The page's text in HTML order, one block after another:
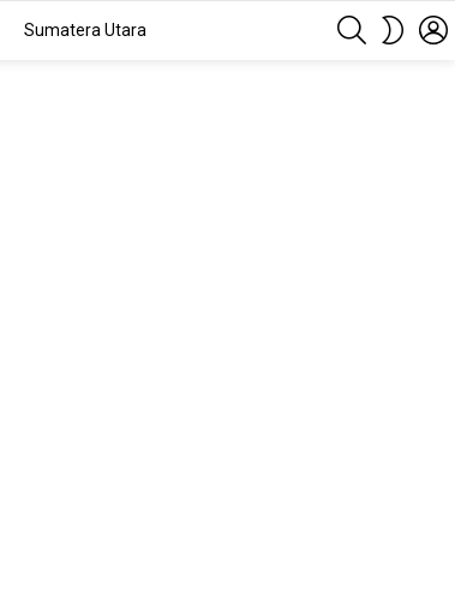
Sumatera Utara
SEARCH
SKIN